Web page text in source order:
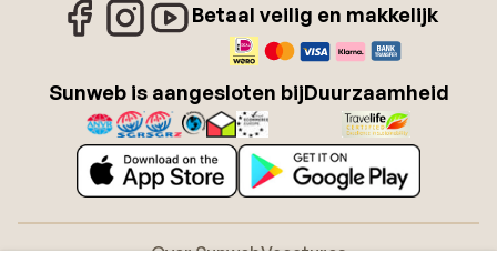
Betaal veilig en makkelijk
Sunweb is aangesloten bijDuurzaamheid
Over SunwebVacatures